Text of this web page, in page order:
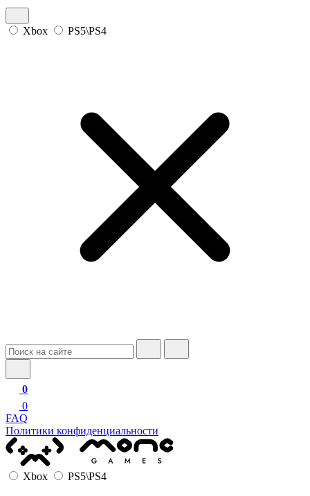
Xbox PS5\PS4
0
0
FAQ
Политики конфиденциальности
Xbox PS5\PS4